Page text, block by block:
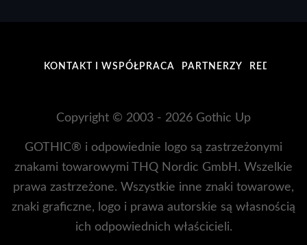
KONTAKT I WSPÓŁPRACA PARTNERZY REDAKCJA
Copyright © 2003 - 2026 Gothic Up
GOTHIC® i odpowiednie logo są zastrzeżonymi
znakami towarowymi THQ Nordic GmbH. Wszelkie
prawa zastrzeżone. Wszystkie inne znaki towarowe,
znaki graficzne, logo i prawa autorskie są własnością
ich odpowiednich właścicieli.